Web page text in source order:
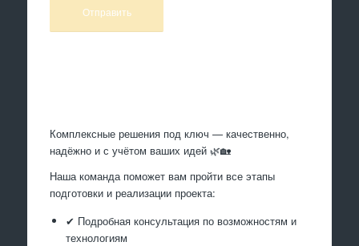
Комплексные решения под ключ — качественно,
надёжно и с учётом ваших идей 🌿🏡
Наша команда поможет вам пройти все этапы
подготовки и реализации проекта:
✔ Подробная консультация по возможностям и
технологиям